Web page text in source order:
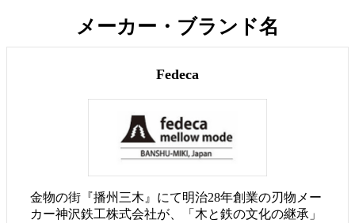
メーカー・ブランド名
Fedeca
金物の街『播州三木』にて明治28年創業の刃物メー
カー神沢鉄工株式会社が、「木と鉄の文化の継承」